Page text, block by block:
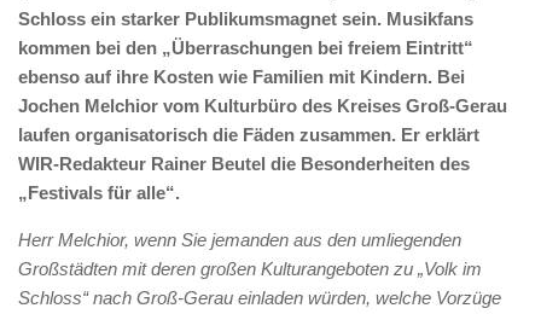
Schloss ein starker Publikumsmagnet sein. Musikfans
kommen bei den „Überraschungen bei freiem Eintritt“
ebenso auf ihre Kosten wie Familien mit Kindern. Bei
Jochen Melchior vom Kulturbüro des Kreises Groß-Gerau
laufen organisatorisch die ­Fäden zusammen. Er erklärt
WIR-Redakteur Rainer Beutel die Besonderheiten des
„Festivals für alle“.
Herr Melchior, wenn Sie jemanden aus den umliegenden
Großstädten mit deren großen Kulturangeboten zu „Volk im
Schloss“ nach Groß-Gerau einladen würden, welche Vorzüge